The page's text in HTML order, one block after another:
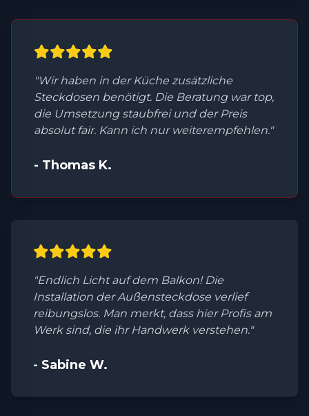
"Wir haben in der Küche zusätzliche
Steckdosen benötigt. Die Beratung war top,
die Umsetzung staubfrei und der Preis
absolut fair. Kann ich nur weiterempfehlen."
- Thomas K.
"Endlich Licht auf dem Balkon! Die
Installation der Außensteckdose verlief
reibungslos. Man merkt, dass hier Profis am
Werk sind, die ihr Handwerk verstehen."
- Sabine W.